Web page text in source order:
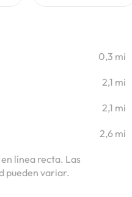
0,3 mi
2,1 mi
2,1 mi
2,6 mi
línea recta. Las
pueden variar.